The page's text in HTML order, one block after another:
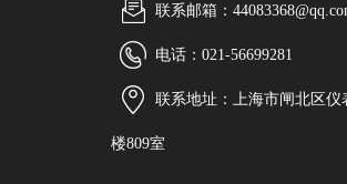
联系邮箱：
电话：021-56699281
联系地址：上海市闸北区仪
楼809室